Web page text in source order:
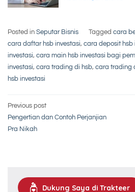
Posted in Seputar Bisnis Tagged cara
cara daftar hsb investasi, cara deposit hsb
investasi, cara main hsb investasi bagi
investasi, cara trading di hsb, cara trading
hsb investasi
Post
navigation
Previous post
Pengertian dan Contoh Perjanjian
Pra Nikah
Dukung Saya di Trakteer